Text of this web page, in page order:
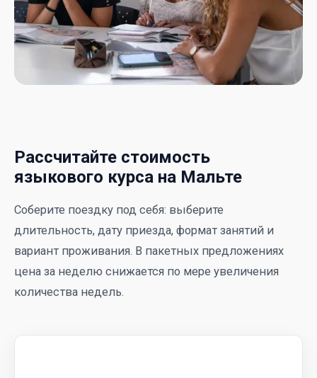
Рассчитайте стоимость
языкового курса на Мальте
Соберите поездку под себя: выберите
длительность, дату приезда, формат занятий и
вариант проживания. В пакетных предложениях
цена за неделю снижается по мере увеличения
количества недель.